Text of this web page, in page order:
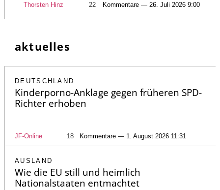
Thorsten Hinz 22 Kommentare — 26. Juli 2026 9:00
aktuelles
DEUTSCHLAND
Kinderporno-Anklage gegen früheren SPD-
Richter erhoben
JF-Online 18 Kommentare — 1. August 2026 11:31
AUSLAND
Wie die EU still und heimlich
Nationalstaaten entmachtet